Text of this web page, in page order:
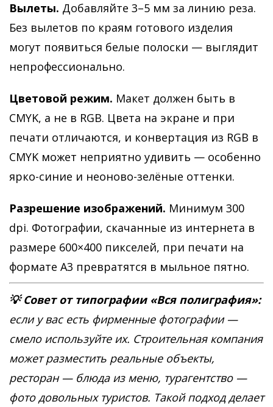
Вылеты. Добавляйте 3–5 мм за линию реза.
Без вылетов по краям готового изделия
могут появиться белые полоски — выглядит
непрофессионально.
Цветовой режим. Макет должен быть в
CMYK, а не в RGB. Цвета на экране и при
печати отличаются, и конвертация из RGB в
CMYK может неприятно удивить — особенно
ярко-синие и неоново-зелёные оттенки.
Разрешение изображений. Минимум 300
dpi. Фотографии, скачанные из интернета в
размере 600×400 пикселей, при печати на
формате А3 превратятся в мыльное пятно.
💡 Совет от типографии «Вся полиграфия»:
если у вас есть фирменные фотографии —
смело используйте их. Строительная компания
может разместить реальные объекты,
ресторан — блюда из меню, турагентство —
фото довольных туристов. Такой подход делает